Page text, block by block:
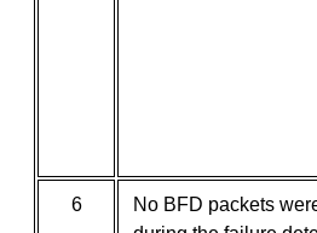
6
No BFD packets